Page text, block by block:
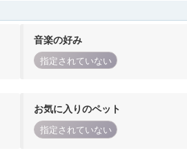
音楽の好み
指定されていない
お気に入りのペット
指定されていない